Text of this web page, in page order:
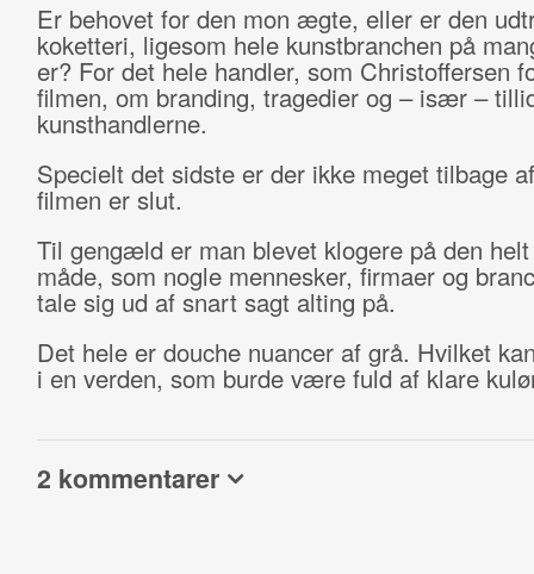
Er behovet for den mon ægte, eller er den
koketteri, ligesom hele kunstbranchen på
er? For det hele handler, som Christoffersen
filmen, om branding, tragedier og – især –
kunsthandlerne.
Specielt det sidste er der ikke meget tilbage
filmen er slut.
Til gengæld er man blevet klogere på den
måde, som nogle mennesker, firmaer og
tale sig ud af snart sagt alting på.
Det hele er douche nuancer af grå. Hvilket
i en verden, som burde være fuld af klare
2 kommentarer